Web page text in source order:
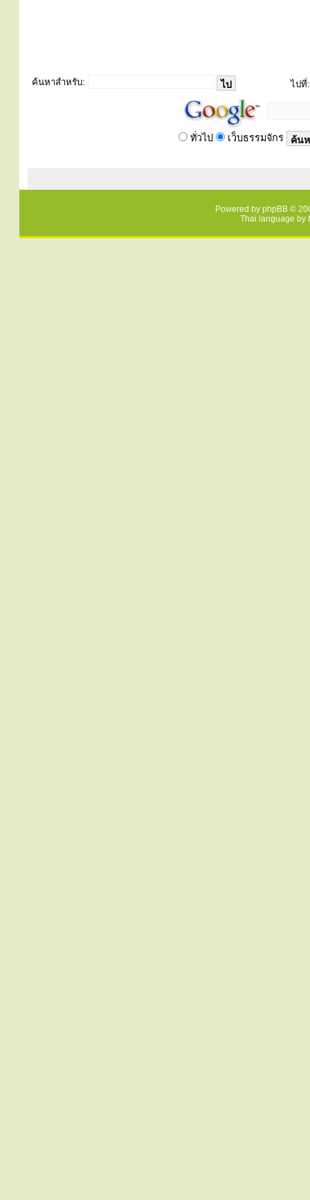
ค้นหาสำหรับ: ไปที่:
ทั่วไป เว็บธรรมจักร
Powered by phpBB ©
Thai language by